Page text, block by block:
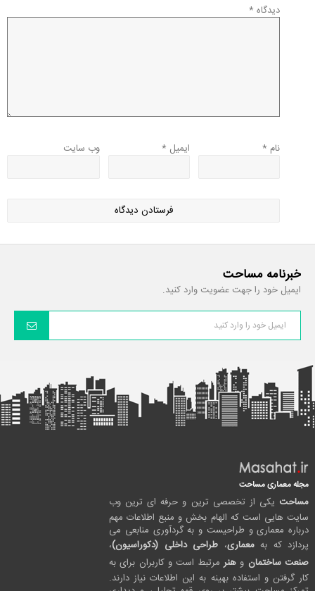
دیدگاه *
نام * ایمیل * وب‌ سایت
خبرنامه مساحت
ایمیل خود را جهت عضویت وارد کنید.
مجله معماری مساحت
مساحت یکی از تخصصی ترین و حرفه ای ترین وب
سایت هایی است که الهام بخش و منبع اطلاعات مهم
درباره معماری و طراحیست و به گردآوری منابعی می
پردازد که بهمعماری، طراحی داخلی (دکوراسیون)،
صنعت ساختمان و هنرمرتبط است و کاربران برای به
کار گرفتن و استفاده بهینه به این اطلاعات نیاز دارند.